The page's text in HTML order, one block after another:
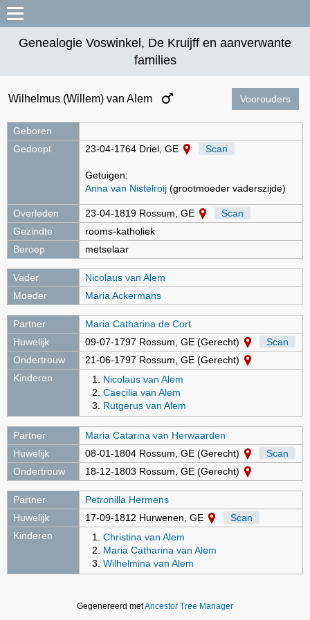
Genealogie Voswinkel, De Kruijff en aanverwante
families
Wilhelmus (Willem) van Alem Voorouders
Geboren
Gedoopt
23-04-1764 Driel, GE Scan
Getuigen:
Anna van Nistelroij (grootmoeder vaderszijde)
Overleden 23-04-1819 Rossum, GE
Scan
Gezindte
rooms-katholiek
Beroep
metselaar
Vader
Nicolaus van Alem
Moeder
Maria Ackermans
Partner
Maria Catharina de Cort
Huwelijk
09-07-1797 Rossum, GE (Gerecht)
Scan
Ondertrouw
21-06-1797 Rossum, GE (Gerecht)
Kinderen
Nicolaus van Alem
Caecilia van Alem
Rutgerus van Alem
Partner
Maria Catarina van Herwaarden
Huwelijk
08-01-1804 Rossum, GE (Gerecht)
Scan
Ondertrouw
18-12-1803 Rossum, GE (Gerecht)
Partner
Petronilla Hermens
Huwelijk
17-09-1812 Hurwenen, GE
Scan
Kinderen
Christina van Alem
Maria Catharina van Alem
Wilhelmina van Alem
Gegenereerd metAncestor Tree Manager